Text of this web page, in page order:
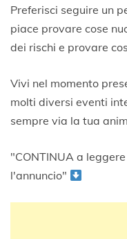
Preferisci seguire un
piace provare cose
dei rischi e provare
Vivi nel momento
molti diversi eventi
sempre via la tua
"CONTINUA a
l'annuncio"